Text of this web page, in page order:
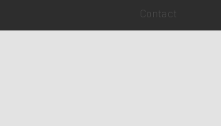
Contact